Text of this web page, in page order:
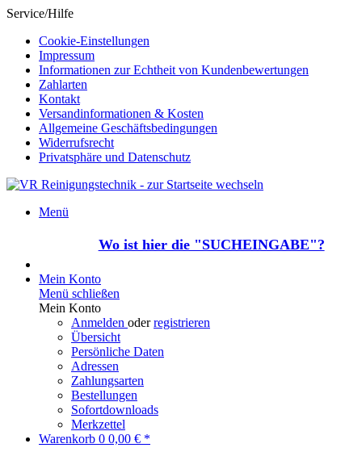
Service/Hilfe
Cookie-Einstellungen
Impressum
Informationen zur Echtheit von Kundenbewertungen
Zahlarten
Kontakt
Versandinformationen & Kosten
Allgemeine Geschäftsbedingungen
Widerrufsrecht
Privatsphäre und Datenschutz
Menü
Wo ist hier die "SUCHEINGABE"?
Mein Konto
Menü schließen
Mein Konto
Anmelden oderregistrieren
Übersicht
Persönliche Daten
Adressen
Zahlungsarten
Bestellungen
Sofortdownloads
Merkzettel
Warenkorb 0 0,00 € *